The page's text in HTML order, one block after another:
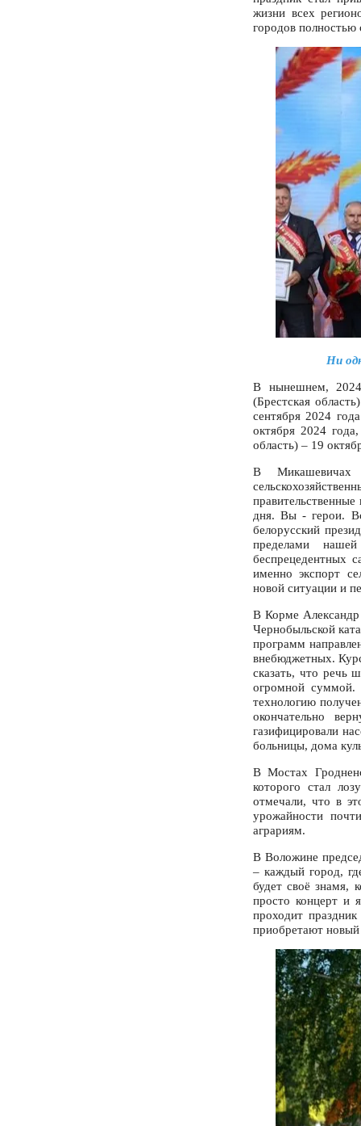
жизни всех
городов полностью
Ни
В нынешнем, 2024
(Брестская
сентября 2024
октября 2024
область) – 19
В Микашевичах
дня. Вы - герои.
белорусский
пределами
беспрецедентных
именно экспорт
новой ситуации и
В Корме Александр
Чернобыльской
программ
внебюджетных.
сказать, что речь
огромной суммой.
технологию
окончательно
газифицировали
больницы, дома
В Мостах
которого стал
отмечали, что в
урожайности
аграриям.
В Воложине
– каждый город,
будет своё знамя,
просто концерт и
проходит
приобретают